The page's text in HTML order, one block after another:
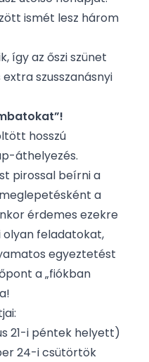
ismét lesz három
így az őszi szünet
szusszanásnyi
hosszú
áthelyezés.
pirossal beírni a
a
érdemes ezekre
feladatokat,
egyeztetést
a „fiókban
21-i péntek helyett)
24-i csütörtök